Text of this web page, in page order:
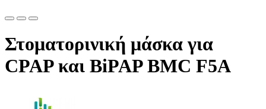
Στοματορινική μάσκα για
CPAP και BiPAP BMC F5A